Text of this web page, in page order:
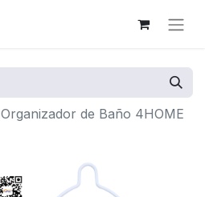
Organizador de Baño 4HOME